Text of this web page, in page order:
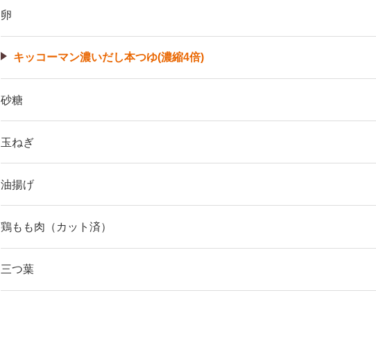
卵
キッコーマン濃いだし本つゆ(濃縮4倍)
砂糖
玉ねぎ
油揚げ
鶏もも肉（カット済）
三つ葉